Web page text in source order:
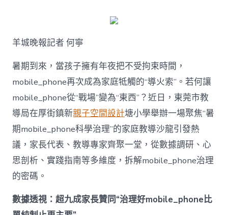
治
理
難
題？
讓
mobilJIUYI
俱
意
空
間
設
成
為
羊城晚報記者 何寧
暑期到來，當孩子擁有年夜把不受拘束時間，
mobile_phone再次成為家庭牴觸的“導火索”。若何讓
mobile_phone從“戰場”變為“東西”？近日，東莞市教
導局在厚街鎮新親子空間設計塘小學舉辦一場聚焦“暑
期mobile_phone科學治理”的家庭教導沙龍引發熱
議，家長代表、教導專家齊聚一堂，從數據調研、心
思剖析、實踐指南等多維度，拆解mobile_phone治理
的密碼。
數據透視：超九成家長贊同“治理好mobile_phone比